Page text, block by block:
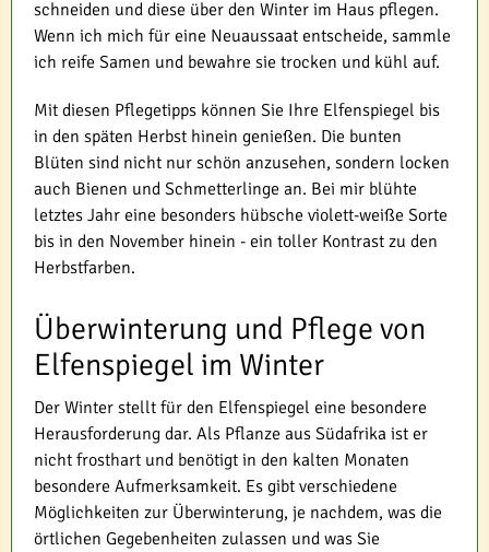
schneiden und diese über den Winter im Haus pflegen.
Wenn ich mich für eine Neuaussaat entscheide, sammle
ich reife Samen und bewahre sie trocken und kühl auf.
Mit diesen Pflegetipps können Sie Ihre Elfenspiegel bis
in den späten Herbst hinein genießen. Die bunten
Blüten sind nicht nur schön anzusehen, sondern locken
auch Bienen und Schmetterlinge an. Bei mir blühte
letztes Jahr eine besonders hübsche violett-weiße Sorte
bis in den November hinein - ein toller Kontrast zu den
Herbstfarben.
Überwinterung und Pflege von
Elfenspiegel im Winter
Der Winter stellt für den Elfenspiegel eine besondere
Herausforderung dar. Als Pflanze aus Südafrika ist er
nicht frosthart und benötigt in den kalten Monaten
besondere Aufmerksamkeit. Es gibt verschiedene
Möglichkeiten zur Überwinterung, je nachdem, was die
örtlichen Gegebenheiten zulassen und was Sie